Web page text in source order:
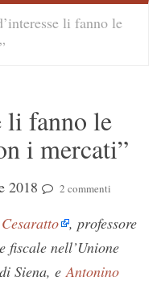
li fanno le
li fanno le
i mercati”
2018 2 commenti
, professore
nell’Unione
Siena, eAntonino